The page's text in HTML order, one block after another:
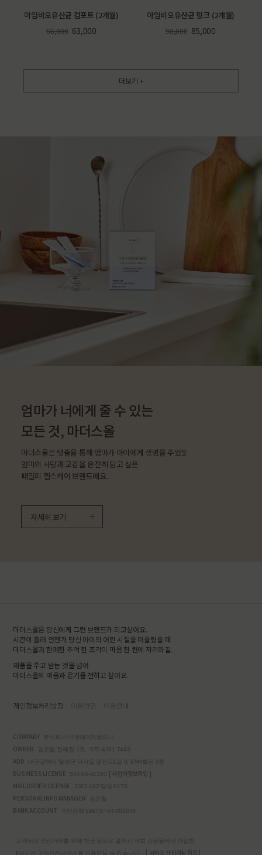
아임비오유산균 컴포트 (2개월)
66,000 63,000
아임비오유산균 핑크 (2개월)
90,000 85,000
더보기 +
엄마가 너에게 줄 수 있는
모든 것, 마더스올
마더스올은 탯줄을 통해 엄마가 아이에게 생명을 주었듯
엄마의 사랑과 교감을 온전히 담고 싶은
패밀리 헬스케어 브랜드에요.
자세히 보기
마더스올은 당신에게 그런 브랜드가 되고싶어요.
시간이 흘러 언젠가 당신 아이의 어린 시절을 떠올렸을 때
마더스올과 함께한 추억 한 조각이 마음 한 켠에 자리하길.
제품을 주고 받는 것을 넘어
마더스올의 마음과 온기를 전하고 싶어요.
개인정보처리방침 이용약관 이용안내
COMPANY 주식회사 이앤에이치컴퍼니
OWNER 김은철,전혜정 TEL 070-4281-7443
ADD 대구광역시 달성군 다사읍 왕선로1길 9, ENH빌딩 3층
BUSINESS LICENSE 584-86-01350
[ 사업자정보확인 ]
MAIL ORDER LICENSE
2022-대구달성-0178
PERSONAL INFO MANAGER 김은철
BANK ACCOUNT 국민은행 599737-04-002870
고객님은 안전거래를 위해 현금 등으로 결제시 저희 쇼핑몰에서 가입한
PG사의 구매안전서비스를 이용하실 수 있습니다. [ 서비스 가입사실 확인 ]